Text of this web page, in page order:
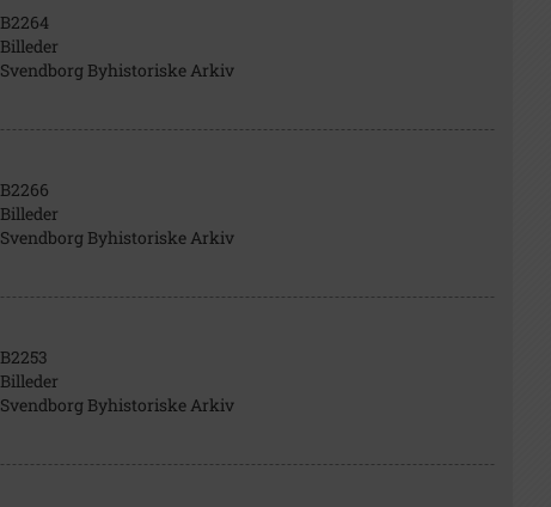
B2264
Billeder
Svendborg Byhistoriske Arkiv
B2266
Billeder
Svendborg Byhistoriske Arkiv
B2253
Billeder
Svendborg Byhistoriske Arkiv